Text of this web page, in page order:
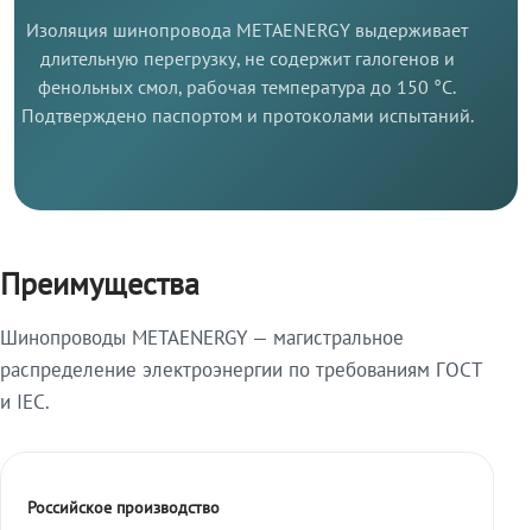
Изоляция шинопровода METAENERGY выдерживает
длительную перегрузку, не содержит галогенов и
фенольных смол, рабочая температура до 150 °C.
Подтверждено паспортом и протоколами испытаний.
Преимущества
Шинопроводы METAENERGY — магистральное
распределение электроэнергии по требованиям ГОСТ
и IEC.
Российское производство